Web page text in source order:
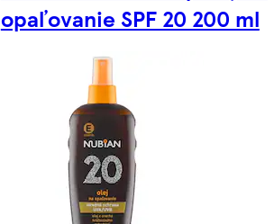
opaľovanie SPF 20 200 ml